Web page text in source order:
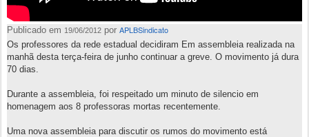
Publicado em 19/06/2012 por APLBSindicato
Os professores da rede estadual decidiram Em assembleia realizada na
manhã desta terça-feira de junho continuar a greve. O movimento já dura
70 dias.
Durante a assembleia, foi respeitado um minuto de silencio em
homenagem aos 8 professoras mortas recentemente.
Uma nova assembleia para discutir os rumos do movimento está